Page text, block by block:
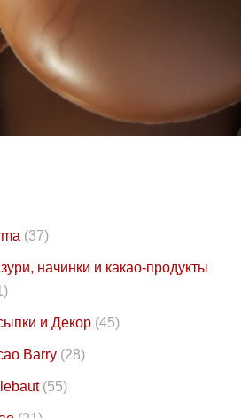
(37)
начинки и какао-продукты
и Декор (45)
Barry (28)
(55)